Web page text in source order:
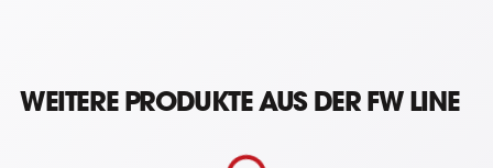
WEITERE PRODUKTE AUS DER FW LINE